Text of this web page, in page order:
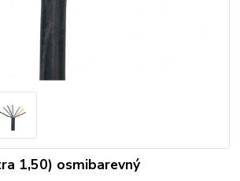
1,50) osmibarevný